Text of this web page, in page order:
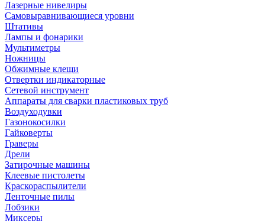
Лазерные нивелиры
Самовыравнивающиеся уровни
Штативы
Лампы и фонарики
Мультиметры
Ножницы
Обжимные клещи
Отвертки индикаторные
Сетевой инструмент
Аппараты для сварки пластиковых труб
Воздуходувки
Газонокосилки
Гайковерты
Граверы
Дрели
Затирочные машины
Клеевые пистолеты
Краскораспылители
Ленточные пилы
Лобзики
Миксеры